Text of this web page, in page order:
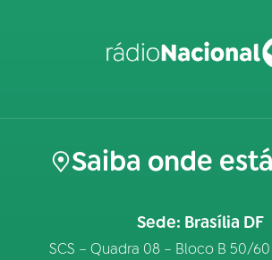
Saiba onde
Sede: Brasília DF
SCS – Quadra 08 – Bloco B 50/60